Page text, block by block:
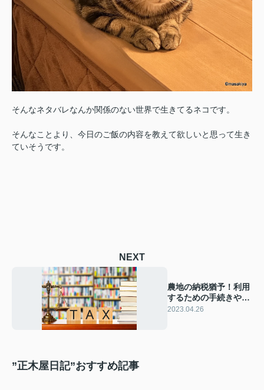
そんなネタバレなんか関係のない世界で生きてるネコです。
そんなことより、今日のご飯の内容を教えて欲しいと思って生き
ていそうです。
NEXT
農地の納税猶予！利用
するための手続きや注
意点を解説
2023.04.26
”正木屋日記”おすすめ記事